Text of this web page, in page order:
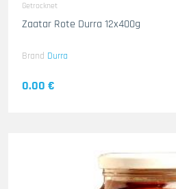
Getrocknet
Zaatar Rote Durra 12x400g
Brand Durra
0.00 €